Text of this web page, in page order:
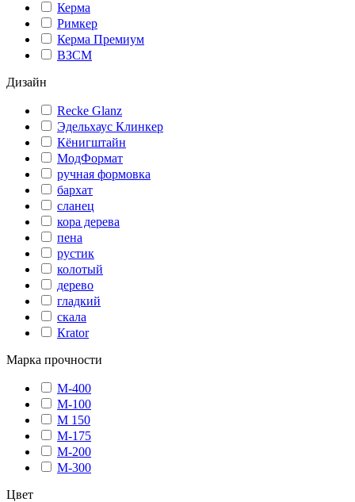
Керма
Римкер
Керма Премиум
ВЗСМ
Дизайн
Recke Glanz
Эдельхаус Клинкер
Кёнигштайн
МодФормат
ручная формовка
бархат
сланец
кора дерева
пена
рустик
колотый
дерево
гладкий
скала
Кrator
Марка прочности
М-400
М-100
М 150
М-175
М-200
М-300
Цвет